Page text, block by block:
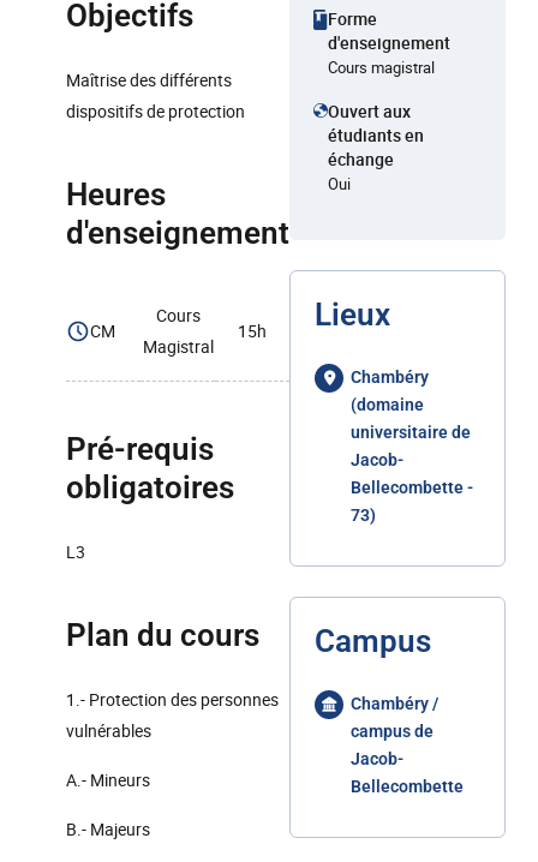
Objectifs
Maîtrise des différents
dispositifs de protection
Heures
d'enseignement
CM
Cours
Magistral
15h
Pré-requis
obligatoires
L3
Plan du cours
1.- Protection des personnes
vulnérables
A.- Mineurs
B.- Majeurs
Forme
d'enseignement
Cours magistral
Ouvert aux
étudiants en
échange
Oui
Lieux
Chambéry
(domaine
universitaire de
Jacob-
Bellecombette -
73)
Campus
Chambéry /
campus de
Jacob-
Bellecombette